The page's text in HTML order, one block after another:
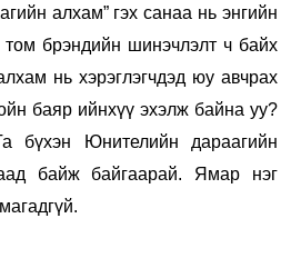
алхам” гэх санаа нь энгийн
том брэндийн шинэчлэлт ч байх
нь хэрэглэгчдэд юу авчрах
баяр ийнхүү эхэлж байна уу?
бүхэн Юнителийн дараагийн
байж байгаарай. Ямар нэг